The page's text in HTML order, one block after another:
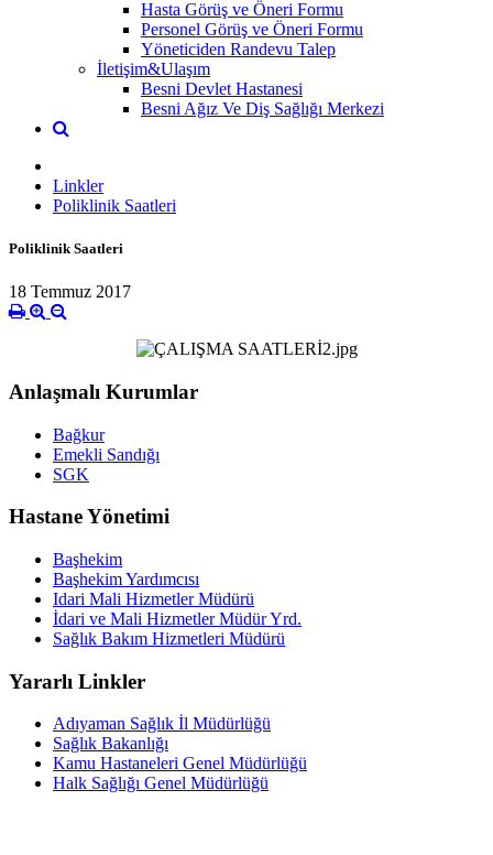
Hasta Görüş ve Öneri Formu
Personel Görüş ve Öneri Formu
Yöneticiden Randevu Talep
İletişim&Ulaşım
Besni Devlet Hastanesi
Besni Ağız Ve Diş Sağlığı Merkezi
Linkler
Poliklinik Saatleri
Poliklinik Saatleri
18 Temmuz 2017
Anlaşmalı Kurumlar
Bağkur
Emekli Sandığı
SGK
Hastane Yönetimi
Başhekim
Başhekim Yardımcısı
Idari Mali Hizmetler Müdürü
İdari ve Mali Hizmetler Müdür Yrd.
Sağlık Bakım Hizmetleri Müdürü
Yararlı Linkler
Adıyaman Sağlık İl Müdürlüğü
Sağlık Bakanlığı
Kamu Hastaneleri Genel Müdürlüğü
Halk Sağlığı Genel Müdürlüğü